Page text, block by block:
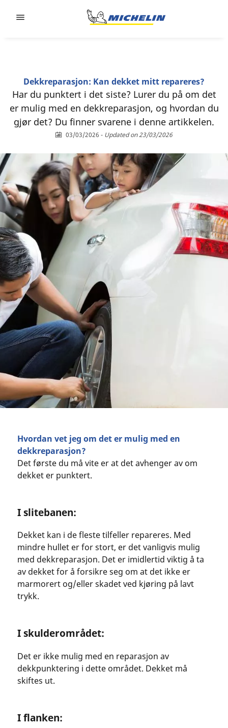
Dekkreparasjon: Kan dekket mitt repareres?
Har du punktert i det siste? Lurer du på om det
er mulig med en dekkreparasjon, og hvordan du
gjør det? Du finner svarene i denne artikkelen.
03/03/2026 - Updated on 23/03/2026
Hvordan vet jeg om det er mulig med en
dekkreparasjon?
Det første du må vite er at det avhenger av om
dekket er punktert.
I slitebanen:
Dekket kan i de fleste tilfeller repareres. Med
mindre hullet er for stort, er det vanligvis mulig
med dekkreparasjon. Det er imidlertid viktig å ta
av dekket for å forsikre seg om at det ikke er
marmorert og/eller skadet ved kjøring på lavt
trykk.
I skulderområdet:
Det er ikke mulig med en reparasjon av
dekkpunktering i dette området. Dekket må
skiftes ut.
I flanken: